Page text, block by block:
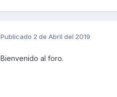
Publicado 2 de Abril del 2019
Bienvenido al foro.